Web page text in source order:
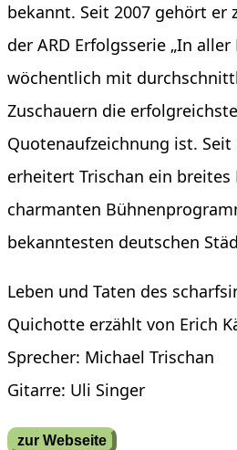
bekannt. Seit 2007 gehört er
der ARD Erfolgsserie „In
wöchentlich mit
Zuschauern die
Quotenaufzeichnung ist. Seit
erheitert Trischan ein
charmanten
bekanntesten deutschen
Leben und Taten des
Quichotte erzählt von Erich
Sprecher: Michael Trischan
Gitarre: Uli Singer
zur Webseite